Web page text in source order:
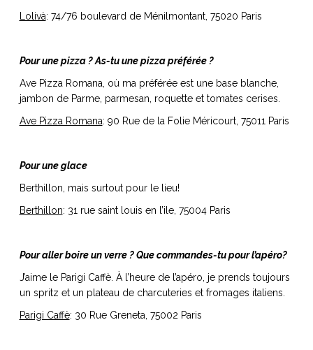
Lolivà: 74/76 boulevard de Ménilmontant, 75020 Paris
Pour une pizza ? As-tu une pizza préférée ?
Ave Pizza Romana, où ma préférée est une base blanche,
jambon de Parme, parmesan, roquette et tomates cerises.
Ave Pizza Romana: 90 Rue de la Folie Méricourt, 75011 Paris
Pour une glace
Berthillon, mais surtout pour le lieu!
Berthillon: 31 rue saint louis en l’ile, 75004 Paris
Pour aller boire un verre ? Que commandes-tu pour l’apéro?
J’aime le Parigi Caffè. À l’heure de l’apéro, je prends toujours
un spritz et un plateau de charcuteries et fromages italiens.
Parigi Caffè: 30 Rue Greneta, 75002 Paris